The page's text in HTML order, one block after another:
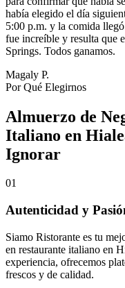
había elegido el día
5:00 p.m. y la comida
fue increíble y resulta que
Springs. Todos ganamos.
Magaly P.
Por Qué Elegirnos
Almuerzo de
Italiano en
Ignorar
01
Autenticidad y
Siamo Ristorante es tu
en restaurante italiano en
experiencia, ofrecemos
frescos y de calidad.